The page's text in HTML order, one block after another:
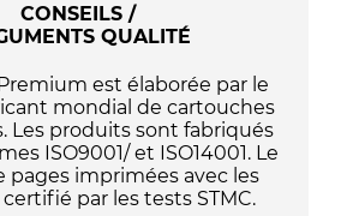
CONSEILS /
QUALITÉ
est élaborée par le
mondial de cartouches
Les produits sont fabriqués
ISO9001/ et ISO14001. Le
pages imprimées avec les
par les tests STMC.